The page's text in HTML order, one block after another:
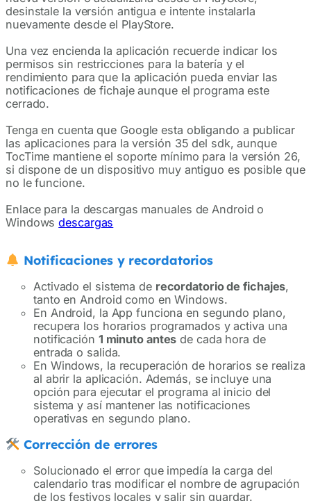
desinstale la versión antigua e intente instalarla
nuevamente desde el PlayStore.
Una vez encienda la aplicación recuerde indicar los
permisos sin restricciones para la batería y el
rendimiento para que la aplicación pueda enviar las
notificaciones de fichaje aunque el programa este
cerrado.
Tenga en cuenta que Google esta obligando a publicar
las aplicaciones para la versión 35 del sdk, aunque
TocTime mantiene el soporte mínimo para la versión 26,
si dispone de un dispositivo muy antiguo es posible que
no le funcione.
Enlace para la descargas manuales de Android o
Windowsdescargas
Notificaciones y recordatorios
Activado el sistema de recordatorio de fichajes,
tanto en Android como en Windows.
En Android, la App funciona en segundo plano,
recupera los horarios programados y activa una
notificación 1 minuto antes de cada hora de
entrada o salida.
En Windows, la recuperación de horarios se realiza
al abrir la aplicación. Además, se incluye una
opción para ejecutar el programa al inicio del
sistema y así mantener las notificaciones
operativas en segundo plano.
Corrección de errores
Solucionado el error que impedía la carga del
calendario tras modificar el nombre de agrupación
de los festivos locales y salir sin guardar.